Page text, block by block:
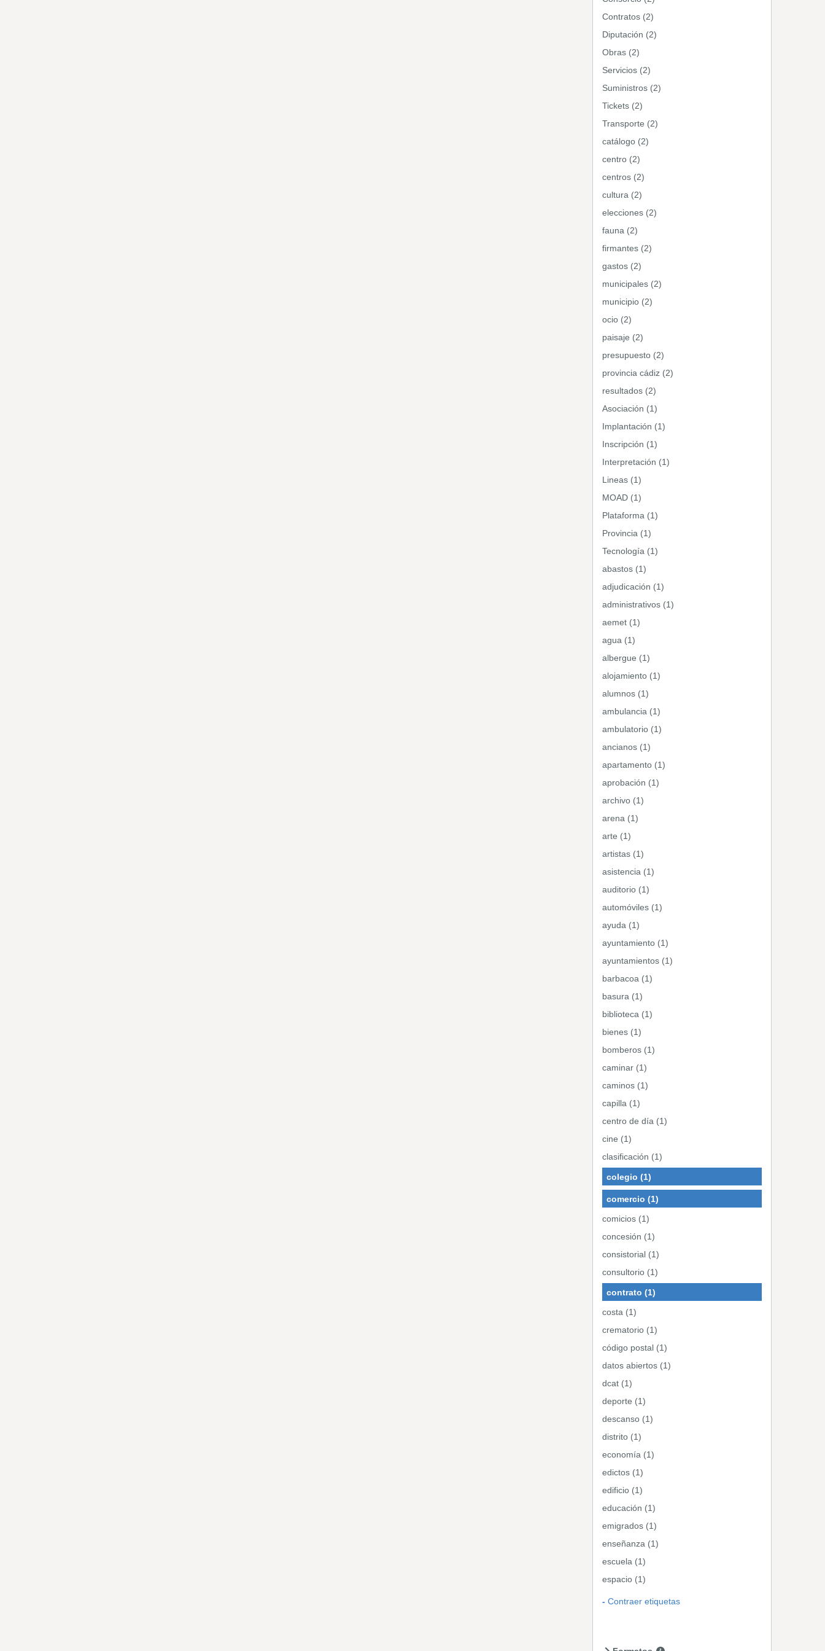
Contratos (2)
Diputación (2)
Obras (2)
Servicios (2)
Suministros (2)
Tickets (2)
Transporte (2)
catálogo (2)
centro (2)
centros (2)
cultura (2)
elecciones (2)
fauna (2)
firmantes (2)
gastos (2)
municipales (2)
municipio (2)
ocio (2)
paisaje (2)
presupuesto (2)
provincia cádiz (2)
resultados (2)
Asociación (1)
Implantación (1)
Inscripción (1)
Interpretación (1)
Lineas (1)
MOAD (1)
Plataforma (1)
Provincia (1)
Tecnología (1)
abastos (1)
adjudicación (1)
administrativos (1)
aemet (1)
agua (1)
albergue (1)
alojamiento (1)
alumnos (1)
ambulancia (1)
ambulatorio (1)
ancianos (1)
apartamento (1)
aprobación (1)
archivo (1)
arena (1)
arte (1)
artistas (1)
asistencia (1)
auditorio (1)
automóviles (1)
ayuda (1)
ayuntamiento (1)
ayuntamientos (1)
barbacoa (1)
basura (1)
biblioteca (1)
bienes (1)
bomberos (1)
caminar (1)
caminos (1)
capilla (1)
centro de día (1)
cine (1)
clasificación (1)
colegio (1)
comercio (1)
comicios (1)
concesión (1)
consistorial (1)
consultorio (1)
contrato (1)
costa (1)
crematorio (1)
código postal (1)
datos abiertos (1)
dcat (1)
deporte (1)
descanso (1)
distrito (1)
economía (1)
edictos (1)
edificio (1)
educación (1)
emigrados (1)
enseñanza (1)
escuela (1)
espacio (1)
Contraer etiquetas